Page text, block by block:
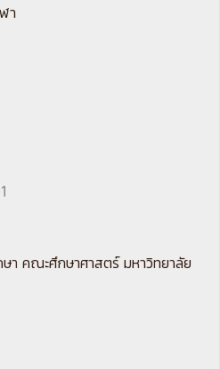
า
า คณะศึกษาศาสตร์ มหาวิทยาลัย